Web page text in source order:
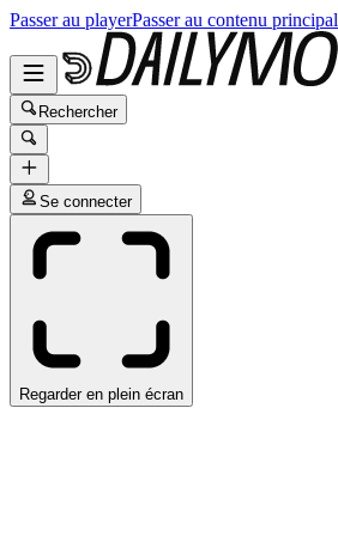
Passer au playerPasser au contenu principal
Rechercher
Se connecter
Regarder en plein écran